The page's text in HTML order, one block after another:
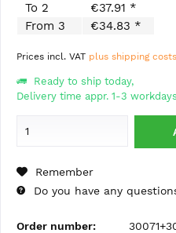
To 2
€37.91 *
From 3 €34.83 *
Prices incl. VAT plus shipping costs
Ready to ship today,
Delivery time appr. 1-3 workdays
Remember
Do you have any
Order number: